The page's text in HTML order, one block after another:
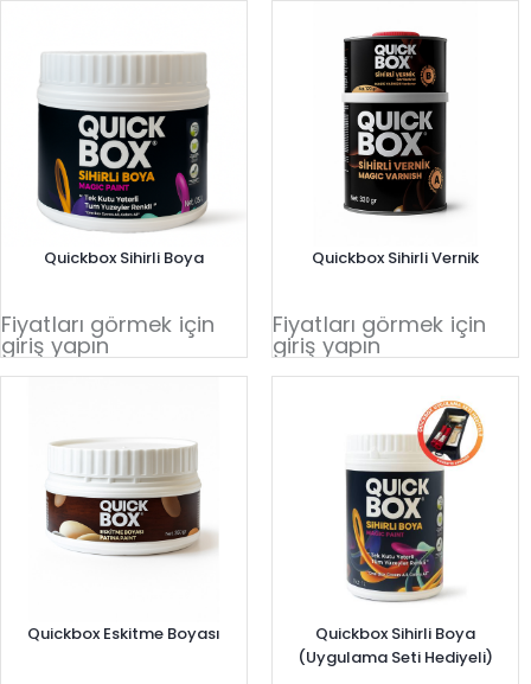
Quickbox Sihirli Boya
Fiyatları görmek için
giriş yapın
Quickbox Sihirli Vernik
Fiyatları görmek için
giriş yapın
Quickbox Eskitme Boyası
Quickbox Sihirli Boya
(Uygulama Seti Hediyeli)